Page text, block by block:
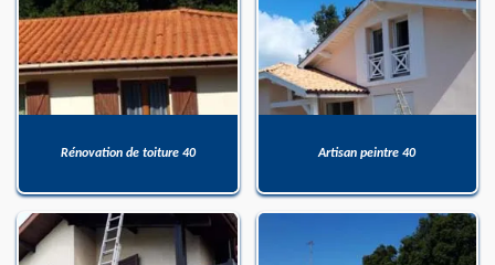
Rénovation de toiture 40 Artisan peintre 40